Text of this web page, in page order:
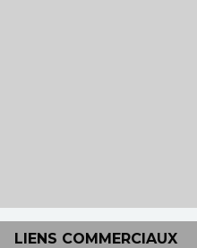
LIENS COMMERCIAUX